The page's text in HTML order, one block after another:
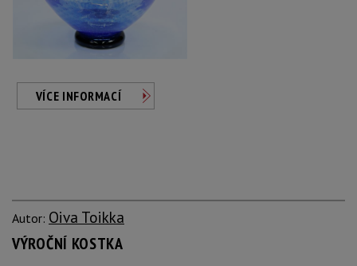
VÍCE INFORMACÍ
Autor: Oiva Toikka
VÝROČNÍ KOSTKA